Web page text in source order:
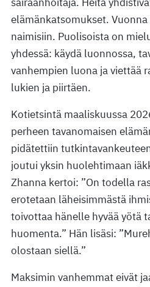
elämänkatsomukset.
naimisiin. Puolisoista on
yhdessä: käydä luonnossa,
vanhempien luona ja viettää
lukien ja piirtäen.
Kotietsintä maaliskuussa
perheen tavanomaisen
pidätettiin
joutui yksin huolehtimaan
Zhanna kertoi: ”On todella
erotetaan läheisimmästä
toivottaa hänelle hyvää yötä
huomenta.” Hän lisäsi:
olostaan siellä.”
Maksimin vanhemmat eivät